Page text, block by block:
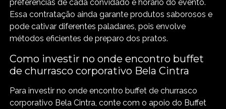
preferências de cada convidado e horário do evento.
Essa contratação ainda garante produtos saborosos e
pode cativar diferentes paladares, pois envolve
métodos eficientes de preparo dos pratos.
Como investir no onde encontro buffet
de churrasco corporativo Bela Cintra
Para investir no onde encontro buffet de churrasco
corporativo Bela Cintra, conte com o apoio do Buffet